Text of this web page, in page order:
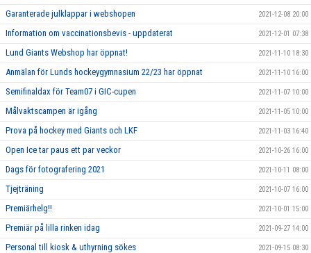
Garanterade julklappar i webshopen 2021-12-08 20:00
Information om vaccinationsbevis - uppdaterat 2021-12-01 07:38
Lund Giants Webshop har öppnat! 2021-11-10 18:30
Anmälan för Lunds hockeygymnasium 22/23 har öppnat 2021-11-10 16:00
Semifinaldax för Team07 i GIC-cupen 2021-11-07 10:00
Målvaktscampen är igång 2021-11-05 10:00
Prova på hockey med Giants och LKF 2021-11-03 16:40
Open Ice tar paus ett par veckor 2021-10-26 16:00
Dags för fotografering 2021 2021-10-11 08:00
Tjejträning 2021-10-07 16:00
Premiärhelg!! 2021-10-01 15:00
Premiär på lilla rinken idag 2021-09-27 14:00
Personal till kiosk & uthyrning sökes 2021-09-15 08:30